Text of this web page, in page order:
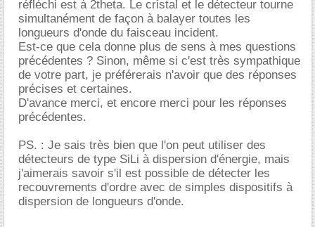
réfléchi est à 2theta. Le cristal et le détecteur tourne
simultanément de façon à balayer toutes les
longueurs d'onde du faisceau incident.
Est-ce que cela donne plus de sens à mes questions
précédentes ? Sinon, même si c'est très sympathique
de votre part, je préférerais n'avoir que des réponses
précises et certaines.
D'avance merci, et encore merci pour les réponses
précédentes.
PS. : Je sais très bien que l'on peut utiliser des
détecteurs de type SiLi à dispersion d'énergie, mais
j'aimerais savoir s'il est possible de détecter les
recouvrements d'ordre avec de simples dispositifs à
dispersion de longueurs d'onde.